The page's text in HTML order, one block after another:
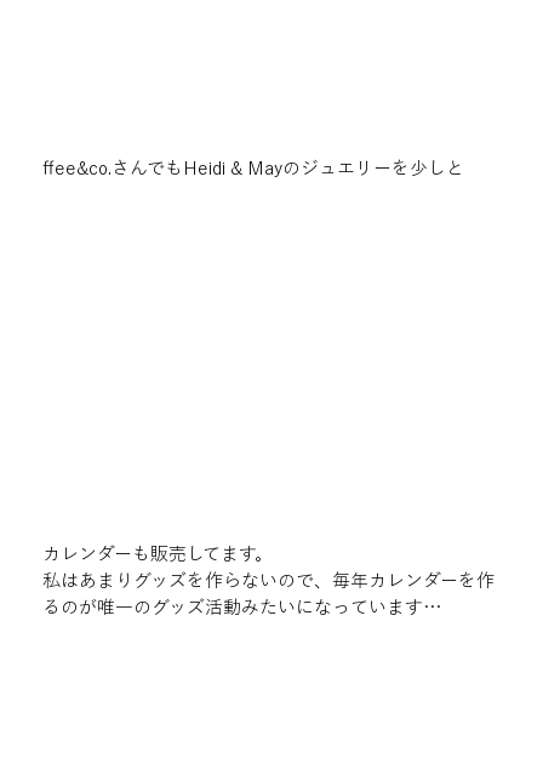
ffee&co.さんでもHeidi & Mayのジュエリーを少しと
カレンダーも販売してます。
私はあまりグッズを作らないので、毎年カレンダーを作
るのが唯一のグッズ活動みたいになっています…